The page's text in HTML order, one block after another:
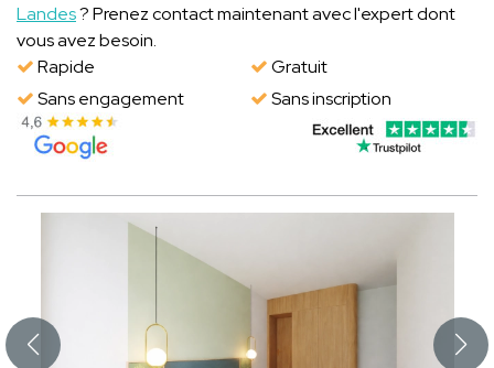
Landes? Prenez contact maintenant avec l'expert dont
vous avez besoin.
Rapide
Gratuit
Sans engagement
Sans inscription